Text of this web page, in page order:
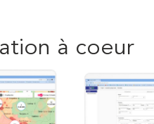
à coeur